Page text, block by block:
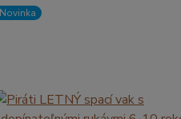
Novinka